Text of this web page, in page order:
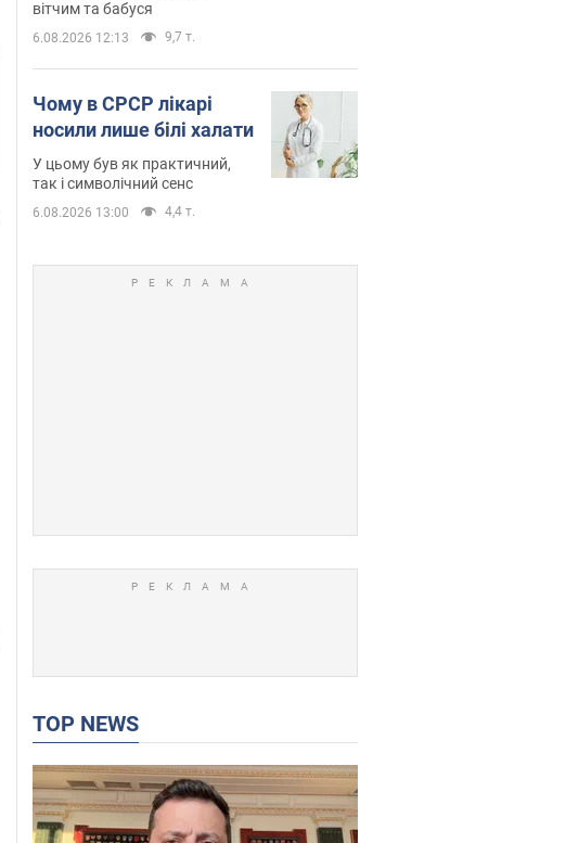
вітчим та бабуся
6.08.2026 12:13 9,7 т.
Чому в СРСР лікарі
носили лише білі халати
У цьому був як практичний,
так і символічний сенс
6.08.2026 13:00 4,4 т.
TOP NEWS